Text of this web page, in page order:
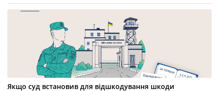
Якщо суд встановив для відшкодування шкоди